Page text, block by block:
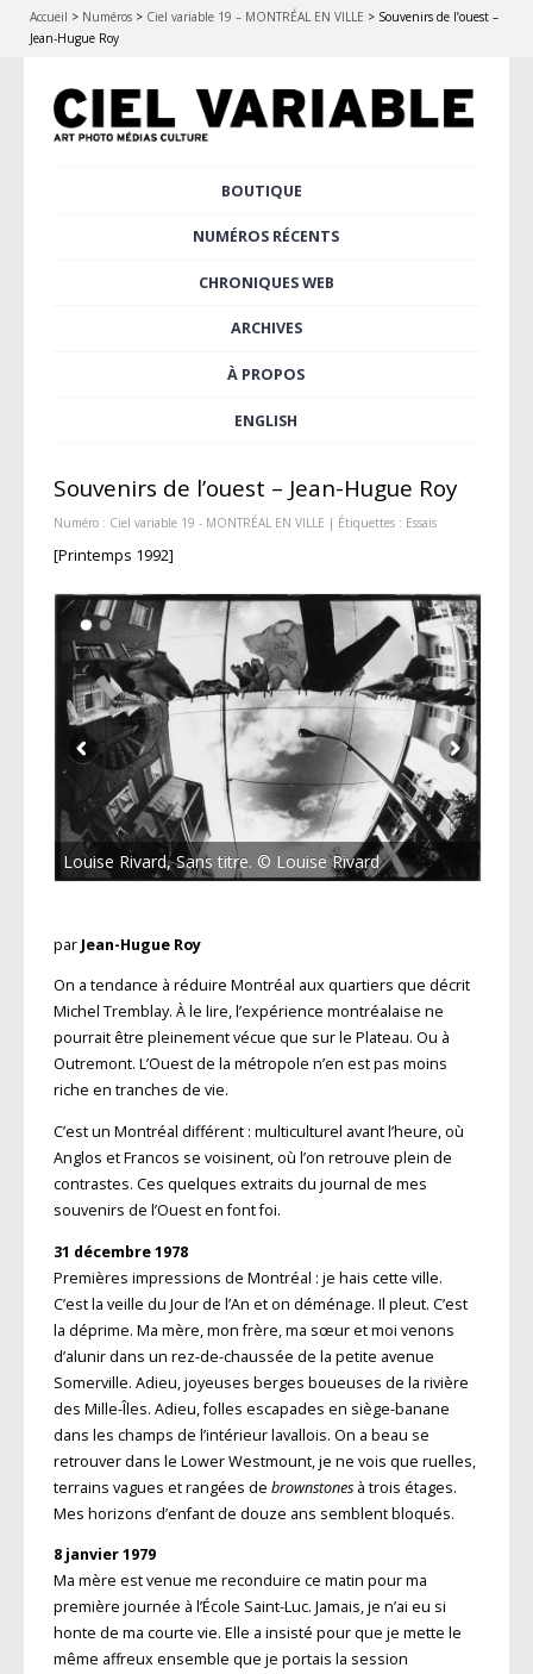
Accueil > Numéros > Ciel variable 19 – MONTRÉAL EN VILLE > Souvenirs de l’ouest –
Jean-Hugue Roy
BOUTIQUE
NUMÉROS RÉCENTS
CHRONIQUES WEB
ARCHIVES
À PROPOS
ENGLISH
Souvenirs de l’ouest – Jean-Hugue Roy
Numéro : Ciel variable 19 - MONTRÉAL EN VILLE | Étiquettes : Essais
[Printemps 1992]
Louise Rivard, Sans titre. © Louise Rivard
par Jean-Hugue Roy
On a tendance à réduire Montréal aux quartiers que décrit
Michel Tremblay. À le lire, l’expérience montréalaise ne
pourrait être pleinement vécue que sur le Plateau. Ou à
Outremont. L’Ouest de la métropole n’en est pas moins
riche en tranches de vie.
C’est un Montréal différent : multiculturel avant l’heure, où
Anglos et Francos se voisinent, où l’on retrouve plein de
contrastes. Ces quelques extraits du journal de mes
souvenirs de l’Ouest en font foi.
31 décembre 1978
Premières impressions de Montréal : je hais cette ville.
C’est la veille du Jour de l’An et on déménage. Il pleut. C’est
la déprime. Ma mère, mon frère, ma sœur et moi venons
d’alunir dans un rez-de-chaussée de la petite avenue
Somerville. Adieu, joyeuses berges boueuses de la rivière
des Mille-Îles. Adieu, folles escapades en siège-banane
dans les champs de l’intérieur lavallois. On a beau se
retrouver dans le Lower Westmount, je ne vois que ruelles,
terrains vagues et rangées de brownstonesà trois étages.
Mes horizons d’enfant de douze ans semblent bloqués.
8 janvier 1979
Ma mère est venue me reconduire ce matin pour ma
première journée à l’École Saint-Luc. Jamais, je n’ai eu si
honte de ma courte vie. Elle a insisté pour que je mette le
même affreux ensemble que je portais la session